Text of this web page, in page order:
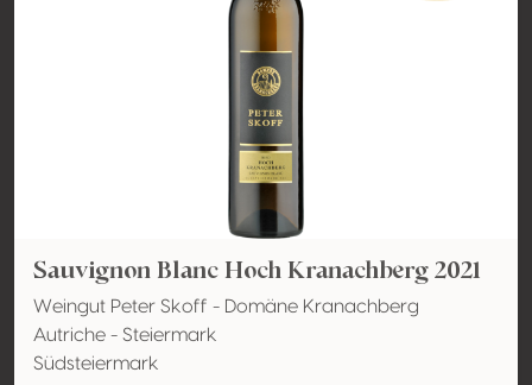
Sauvignon Blanc Hoch Kranachberg 2021
Weingut Peter Skoff - Domäne Kranachberg
Autriche - Steiermark
Südsteiermark